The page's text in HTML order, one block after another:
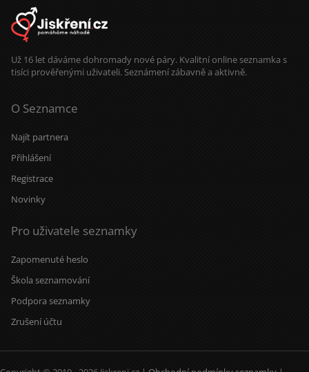
Už 16 let dáváme dohromady nové páry. Kvalitní online seznamka s
tisíci prověřenými uživateli. Seznámení zábavně a aktivně.
O Seznamce
Najít partnera
Přihlášení
Registrace
Novinky
Pro uživatele seznamky
Zapomenuté heslo
Škola seznamování
Podpora seznamky
Zrušení účtu